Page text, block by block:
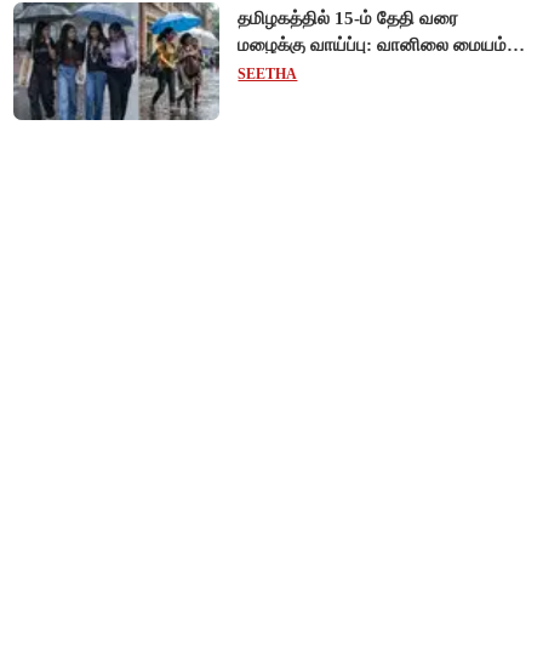
தமிழகத்தில் 15-ம் தேதி வரை
மழைக்கு வாய்ப்பு: வானிலை மையம்
அறிவிப்பு!
SEETHA